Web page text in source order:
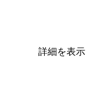
詳細を表示